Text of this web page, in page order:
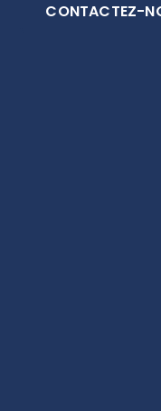
CONTACTEZ-